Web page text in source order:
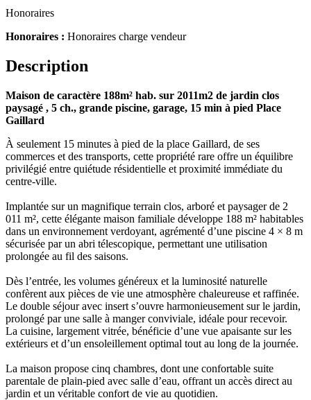
Honoraires
Honoraires : Honoraires charge vendeur
Description
Maison de caractère 188m² hab. sur 2011m2 de jardin clos
paysagé , 5 ch., grande piscine, garage, 15 min à pied Place
Gaillard
À seulement 15 minutes à pied de la place Gaillard, de ses
commerces et des transports, cette propriété rare offre un équilibre
privilégié entre quiétude résidentielle et proximité immédiate du
centre-ville.
Implantée sur un magnifique terrain clos, arboré et paysager de 2
011 m², cette élégante maison familiale développe 188 m² habitables
dans un environnement verdoyant, agrémenté d’une piscine 4 × 8 m
sécurisée par un abri télescopique, permettant une utilisation
prolongée au fil des saisons.
Dès l’entrée, les volumes généreux et la luminosité naturelle
confèrent aux pièces de vie une atmosphère chaleureuse et raffinée.
Le double séjour avec insert s’ouvre harmonieusement sur le jardin,
prolongé par une salle à manger conviviale, idéale pour recevoir.
La cuisine, largement vitrée, bénéficie d’une vue apaisante sur les
extérieurs et d’un ensoleillement optimal tout au long de la journée.
La maison propose cinq chambres, dont une confortable suite
parentale de plain-pied avec salle d’eau, offrant un accès direct au
jardin et un véritable confort de vie au quotidien.